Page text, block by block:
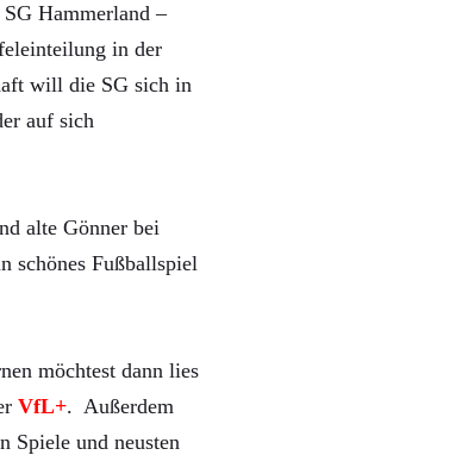
Hammerland –
in der
will die SG sich in
auf sich
alte Gönner bei
schönes Fußballspiel
möchtest dann lies
VfL+. Außerdem
Spiele und neusten